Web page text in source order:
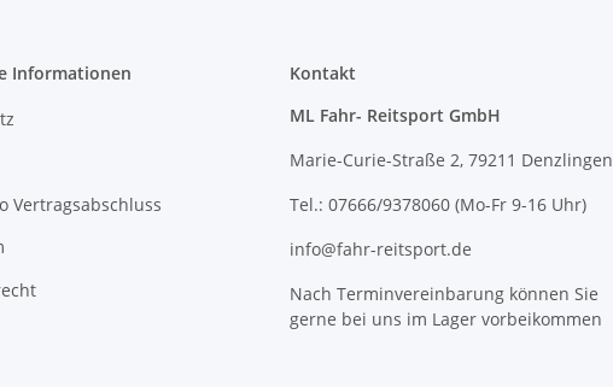
Informationen
Vertragsabschluss
Kontakt
ML Fahr- Reitsport GmbH
Marie-Curie-Straße 2, 79211 Denzlingen
Tel.: 07666/9378060 (Mo-Fr 9-16 Uhr)
info@fahr-reitsport.de
Nach Terminvereinbarung können Sie
gerne bei uns im Lager vorbeikommen